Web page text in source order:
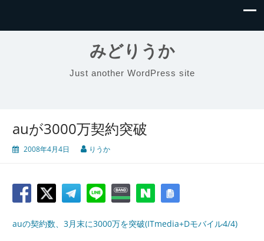
みどりうか
Just another WordPress site
auが3000万契約突破
2008年4月4日 りうか
auの契約数、3月末に3000万を突破(ITmedia+Dモバイル4/4)